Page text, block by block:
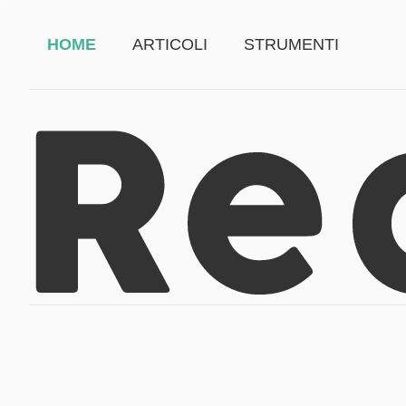
HOME ARTICOLI STRUMENTI